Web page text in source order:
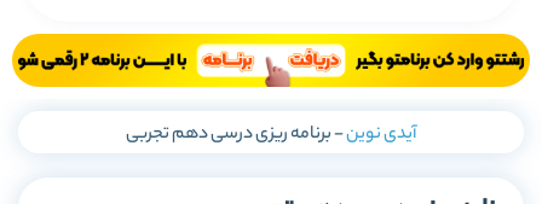
آیدی نوین-برنامه ریزی درسی دهم تجربی